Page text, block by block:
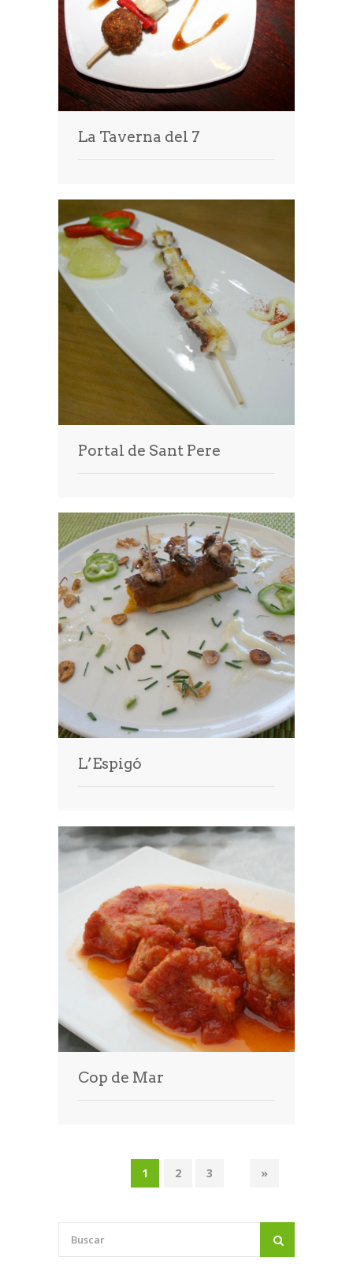
La Taverna del 7
Portal de Sant Pere
L’Espigó
Cop de Mar
1 2 3 »